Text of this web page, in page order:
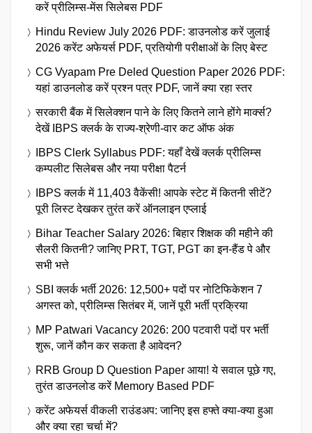
करें प्रीलिम्स-मेंस सिलेबस PDF
Hindu Review July 2026 PDF: डाउनलोड करें जुलाई
2026 करेंट अफेयर्स PDF, प्रतियोगी परीक्षाओं के लिए बेस्ट
CG Vyapam Pre Deled Question Paper 2026 PDF:
यहां डाउनलोड करें प्रश्न पत्र PDF, जानें क्या रहा स्तर
सरकारी बैंक में सिलेक्शन पाने के लिए कितने लाने होंगे मार्क्स?
देखें IBPS क्लर्क के राज्य-श्रेणी-वार कट ऑफ अंक
IBPS Clerk Syllabus PDF: यहाँ देखें क्लर्क प्रीलिम्स
कम्पलीट सिलेबस और नया परीक्षा पैटर्न
IBPS क्लर्क में 11,403 वैकेंसी! आपके स्टेट में कितनी सीटें?
पूरी लिस्ट देखकर तुरंत करें ऑनलाइन एप्लाई
Bihar Teacher Salary 2026: बिहार शिक्षक की महीने की
सैलरी कितनी? जानिए PRT, TGT, PGT का इन-हैंड पे और
सभी भत्ते
SBI क्लर्क भर्ती 2026: 12,500+ पदों पर नोटिफिकेशन 7
अगस्त को, प्रीलिम्स सितंबर में, जानें पूरी भर्ती प्रक्रिया
MP Patwari Vacancy 2026: 200 पटवारी पदों पर भर्ती
शुरू, जानें कौन कर सकता है आवेदन?
RRB Group D Question Paper आया! ये सवाल पूछे गए,
तुरंत डाउनलोड करें Memory Based PDF
करेंट अफेयर्स वीकली राउंडअप: जानिए इस हफ्ते क्या-क्या हुआ
और क्या रहा चर्चा में?